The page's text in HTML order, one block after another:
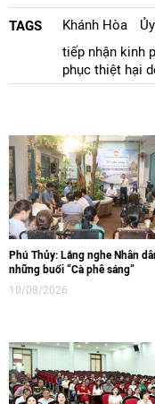
TAGS Khánh Hòa
tiếp nhận kinh
phục thiệt hại
Phú Thủy: Lắng nghe Nhân
những buổi “Cà phê sáng”
10/08/2026